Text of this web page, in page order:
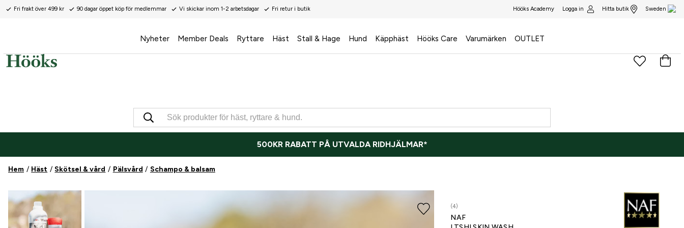
Fri frakt över 499 kr 90 dagar öppet köp för medlemmar Vi skickar inom 1-2 arbetsdagar Fri retur i butik Hööks Academy Logga in Hitta butik Sweden
Nyheter Member Deals Ryttare Häst Stall & Hage Hund Käpphäst Hööks Care Varumärken OUTLET
500KR RABATT PÅ UTVALDA RIDHJÄLMAR*
Hem Häst Skötsel & vård Pälsvård Schampo & balsam
(4)
NAF